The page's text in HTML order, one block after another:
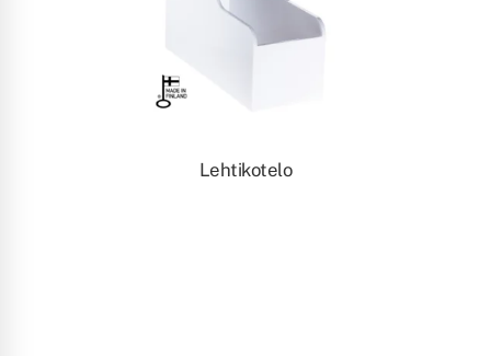
Lehtikotelo